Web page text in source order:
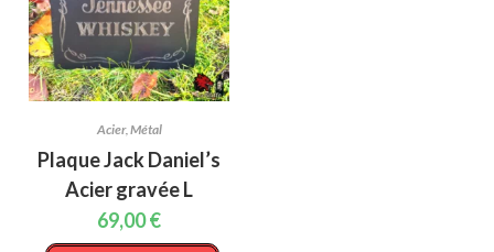
Acier,Métal
Plaque Jack Daniel’s
Acier gravée L
69,00€